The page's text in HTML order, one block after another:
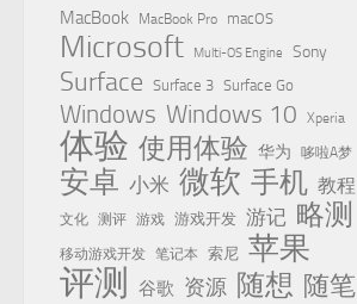
MacBook MacBook Pro macOS
Microsoft Multi-OS Engine Sony
Surface Surface 3 Surface Go
Windows Windows 10 Xperia
体验 使用体验 华为 哆啦A梦
安卓 小米 微软 手机 教程
文化 测评 游戏 游戏开发 游记 略测
移动游戏开发 笔记本 索尼 苹果
评测 谷歌 资源 随想 随笔